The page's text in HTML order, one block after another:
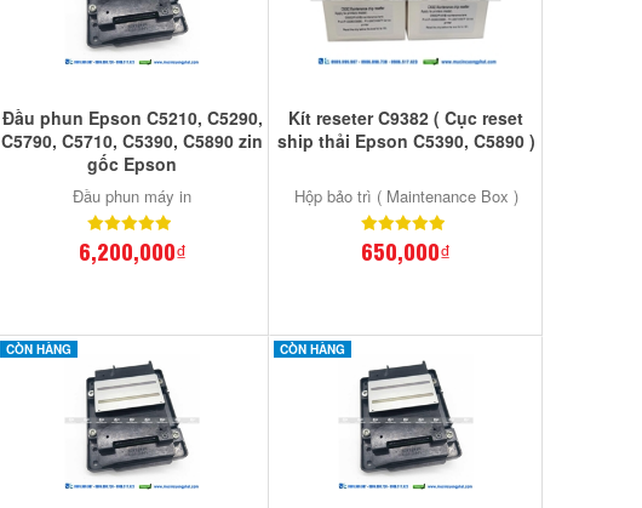
Đầu phun Epson C5210, C5290,
C5790, C5710, C5390, C5890 zin
gốc Epson
Đầu phun máy in
6,200,000₫
Kít reseter C9382 ( Cục reset
ship thải Epson C5390, C5890 )
Hộp bảo trì ( Maintenance Box )
650,000₫
CÒN HÀNG CÒN HÀNG